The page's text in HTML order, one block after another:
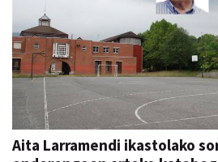
Aita Larramendi ikastolako